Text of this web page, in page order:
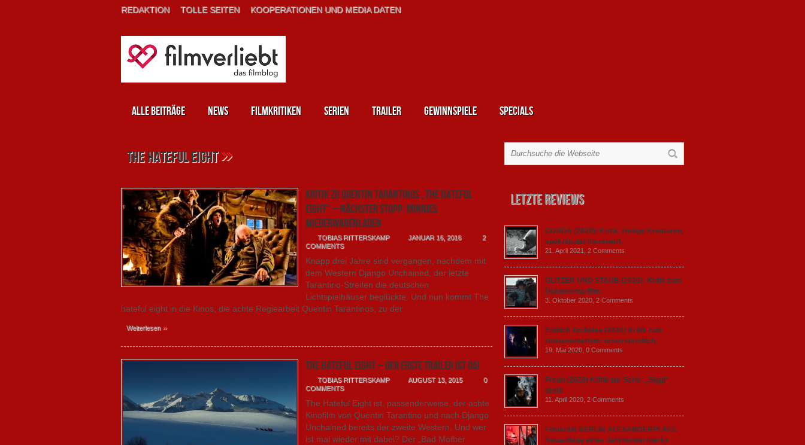
REDAKTION TOLLE SEITEN KOOPERATIONEN UND MEDIA DATEN
Alle Beiträge News Filmkritiken Serien Trailer Gewinnspiele Specials
the hateful eight»
Kritik zu Quentin Tarantinos „The hateful
eight“ – Nächster Stopp: Minnies
Miederwarenladen
TOBIAS RITTERSKAMP JANUAR 16, 2016
2
COMMENTS
Knapp drei Jahre sind vergangen, nachdem mit
dem Western Django Unchained, der letzte
Tarantino-Streifen die deutschen
Lichtspielhäuser beglückte. Und nun kommt The
hateful eight in die Kinos, die achte Regiearbeit Quentin Tarantinos, zu der
Weiterlesen »
The Hateful Eight – Der erste Trailer ist da!
TOBIAS RITTERSKAMP AUGUST 13, 2015
0
COMMENTS
The Hateful Eight ist, passenderweise, der achte
Kinofilm von Quentin Tarantino und nach Django
Unchained bereits der zweite Western. Und wer
ist mal wieder mit dabei? Der „Bad Mother
Letzte Reviews
GUNDA (2020): Kritik. Heilige Kreaturen,
spektakulär inszeniert.
21. April 2021, 2 Comments
GLITZER UND STAUB (2020): Kritik zum
Dokumentarfilm.
3. Oktober 2020, 2 Comments
Endlich Tacheles (2020) Kritik zum
Dokumentarfilm: unverständlich,
19. Mai 2020, 0 Comments
Freud (2020) Kritik zur Serie: „Siggi“
dreht
11. April 2020, 2 Comments
Filmkritik BERLIN ALEXANDERPLATZ:
Neuauflage eines Jahrhundertwerks